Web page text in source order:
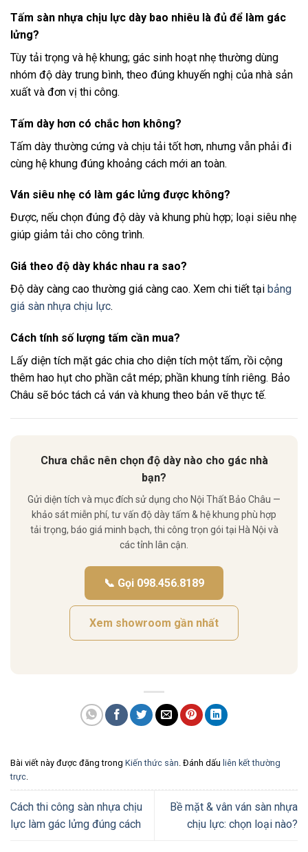
Tấm sàn nhựa chịu lực dày bao nhiêu là đủ để làm gác
lửng?
Tùy tải trọng và hệ khung; gác sinh hoạt nhẹ thường dùng
nhóm độ dày trung bình, theo đúng khuyến nghị của nhà sản
xuất và đơn vị thi công.
Tấm dày hơn có chắc hơn không?
Tấm dày thường cứng và chịu tải tốt hơn, nhưng vẫn phải đi
cùng hệ khung đúng khoảng cách mới an toàn.
Ván siêu nhẹ có làm gác lửng được không?
Được, nếu chọn đúng độ dày và khung phù hợp; loại siêu nhẹ
giúp giảm tải cho công trình.
Giá theo độ dày khác nhau ra sao?
Độ dày càng cao thường giá càng cao. Xem chi tiết tại bảng
giá sàn nhựa chịu lực.
Cách tính số lượng tấm cần mua?
Lấy diện tích mặt gác chia cho diện tích một tấm, rồi cộng
thêm hao hụt cho phần cắt mép; phần khung tính riêng. Bảo
Châu sẽ bóc tách cả ván và khung theo bản vẽ thực tế.
Chưa chắc nên chọn độ dày nào cho gác nhà
bạn?
Gửi diện tích và mục đích sử dụng cho Nội Thất Bảo Châu —
khảo sát miễn phí, tư vấn độ dày tấm & hệ khung phù hợp
tải trọng, báo giá minh bạch, thi công trọn gói tại Hà Nội và
các tỉnh lân cận.
📞 Gọi 098.456.8189
Xem showroom gần nhất
Bài viết này được đăng trong Kiến thức sàn. Đánh dấu liên kết thường
trực.
Cách thi công sàn nhựa chịu
lực làm gác lửng đúng cách
Bề mặt & vân ván sàn nhựa
chịu lực: chọn loại nào?